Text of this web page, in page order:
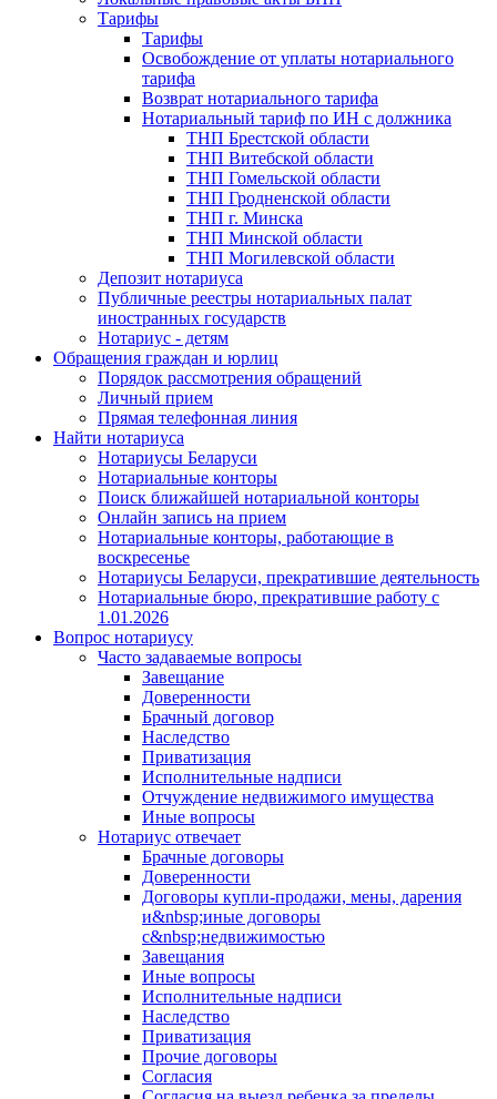
Тарифы
Тарифы
Освобождение от уплаты нотариального
тарифа
Возврат нотариального тарифа
Нотариальный тариф по ИН с должника
ТНП Брестской области
ТНП Витебской области
ТНП Гомельской области
ТНП Гродненской области
ТНП г. Минска
ТНП Минской области
ТНП Могилевской области
Депозит нотариуса
Публичные реестры нотариальных палат
иностранных государств
Нотариус - детям
Обращения граждан и юрлиц
Порядок рассмотрения обращений
Личный прием
Прямая телефонная линия
Найти нотариуса
Нотариусы Беларуси
Нотариальные конторы
Поиск ближайшей нотариальной конторы
Онлайн запись на прием
Нотариальные конторы, работающие в
воскресенье
Нотариусы Беларуси, прекратившие деятельность
Нотариальные бюро, прекратившие работу с
1.01.2026
Вопрос нотариусу
Часто задаваемые вопросы
Завещание
Доверенности
Брачный договор
Наследство
Приватизация
Исполнительные надписи
Отчуждение недвижимого имущества
Иные вопросы
Нотариус отвечает
Брачные договоры
Доверенности
Договоры купли-продажи, мены, дарения
и&nbsp;иные договоры
с&nbsp;недвижимостью
Завещания
Иные вопросы
Исполнительные надписи
Наследство
Приватизация
Прочие договоры
Согласия